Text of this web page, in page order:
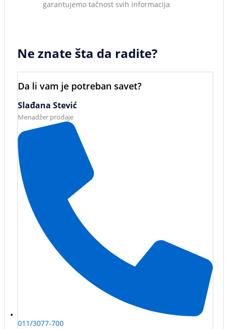
garantujemo tačnost svih informacija
Ne znate šta da radite?
Da li vam je potreban savet?
Slađana Stević
Menadžer prodaje
011/3077-700